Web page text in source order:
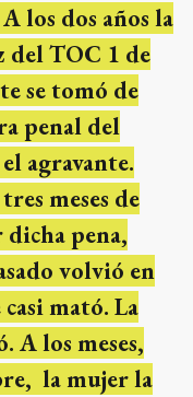
los dos años la
del TOC 1 de
se tomó de
penal del
agravante.
meses de
pena,
volvió en
mató. La
A los meses,
la mujer la